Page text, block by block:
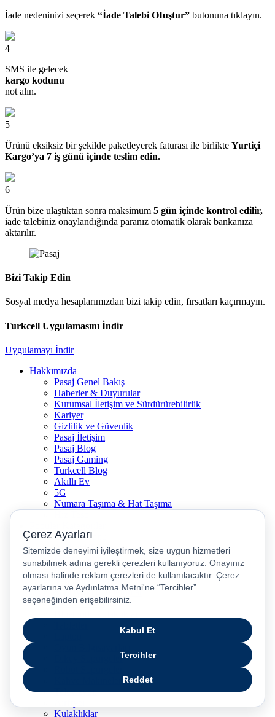
İade nedeninizi seçerek “İade Talebi OIuştur” butonuna tıklayın.
4
SMS ile gelecek
kargo kodunu
not alın.
5
Ürünü eksiksiz bir şekilde paketleyerek faturası ile birlikte Yurtiçi
Kargo’ya 7 iş günü içinde teslim edin.
6
Ürün bize ulaştıktan sonra maksimum 5 gün içinde kontrol edilir,
iade talebiniz onaylandığında paranız otomatik olarak bankanıza
aktarılır.
Bizi Takip Edin
Sosyal medya hesaplarımızdan bizi takip edin, fırsatları kaçırmayın.
Turkcell Uygulamasını İndir
Uygulamayı İndir
Hakkımızda
Pasaj Genel Bakış
Haberler & Duyurular
Kurumsal İletişim ve Sürdürürebilirlik
Kariyer
Gizlilik ve Güvenlik
Pasaj İletişim
Pasaj Blog
Pasaj Gaming
Turkcell Blog
Akıllı Ev
5G
Numara Taşıma & Hat Taşıma
Cep Telefonu
Android Telefonlar
iPhone Modelleri
İkinci El / Yenilenmiş Telefonlar
Yenilenmiş iPhone
5G Uyumlu Telefonlar
Akıllı Saatler
Dikey Süpürgeler
Kahve Makineleri
Televizyon
Kulaklıklar